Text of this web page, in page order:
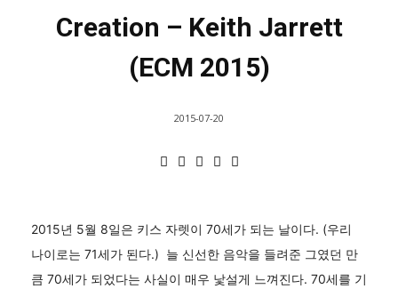
Creation – Keith Jarrett
(ECM 2015)
2015-07-20
2015년 5월 8일은 키스 자렛이 70세가 되는 날이다. (우리
나이로는 71세가 된다.) 늘 신선한 음악을 들려준 그였던 만
큼 70세가 되었다는 사실이 매우 낯설게 느껴진다. 70세를 기